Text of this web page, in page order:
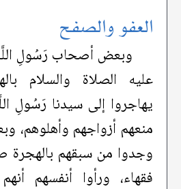
العفو والصفح
وبعض أصحاب رَسُولِ
عليه الصلاة والسلام
يهاجروا إلى سيدنا رَسُولِ
منعهم أزواجهم وأهلوهم،
وجدوا من سبقهم بالهجرة
فقهاء، ورأوا أنفسهم